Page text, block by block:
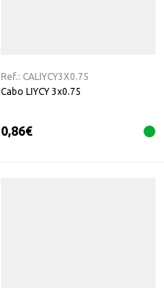
Ref.: CALIYCY3X0.75
Cabo LIYCY 3x0.75
0,86€